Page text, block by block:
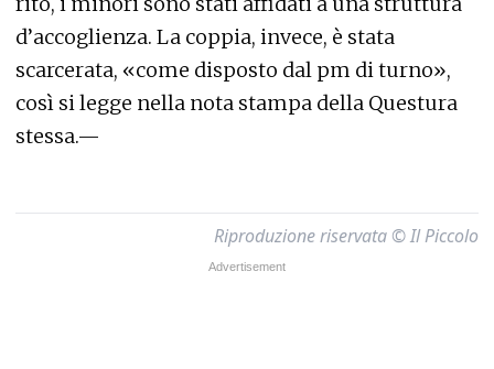
d’accoglienza. La coppia, invece, è stata
scarcerata, «come disposto dal pm di turno»,
così si legge nella nota stampa della Questura
stessa.—
Riproduzione riservata © Il Piccolo